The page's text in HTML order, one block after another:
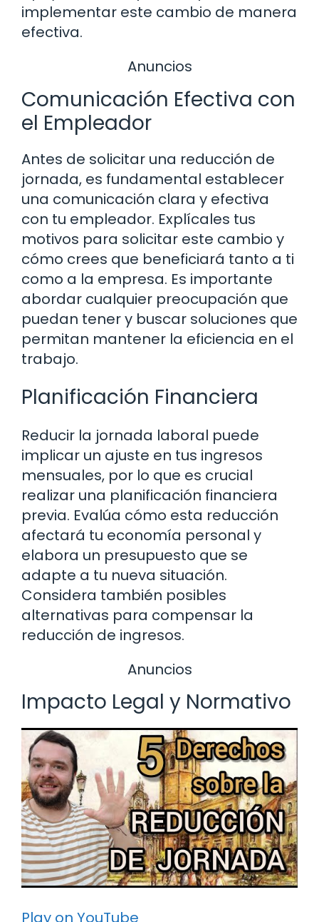
implementar este cambio de manera
efectiva.
Anuncios
Comunicación Efectiva con
el Empleador
Antes de solicitar una reducción de
jornada, es fundamental establecer
una comunicación clara y efectiva
con tu empleador. Explícales tus
motivos para solicitar este cambio y
cómo crees que beneficiará tanto a ti
como a la empresa. Es importante
abordar cualquier preocupación que
puedan tener y buscar soluciones que
permitan mantener la eficiencia en el
trabajo.
Planificación Financiera
Reducir la jornada laboral puede
implicar un ajuste en tus ingresos
mensuales, por lo que es crucial
realizar una planificación financiera
previa. Evalúa cómo esta reducción
afectará tu economía personal y
elabora un presupuesto que se
adapte a tu nueva situación.
Considera también posibles
alternativas para compensar la
reducción de ingresos.
Anuncios
Impacto Legal y Normativo
Play on YouTube